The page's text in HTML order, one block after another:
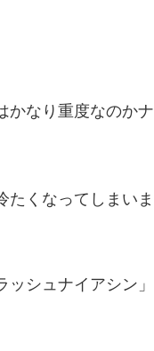
かなり重度なのかナ
たくなってしまいま
シュナイアシン」